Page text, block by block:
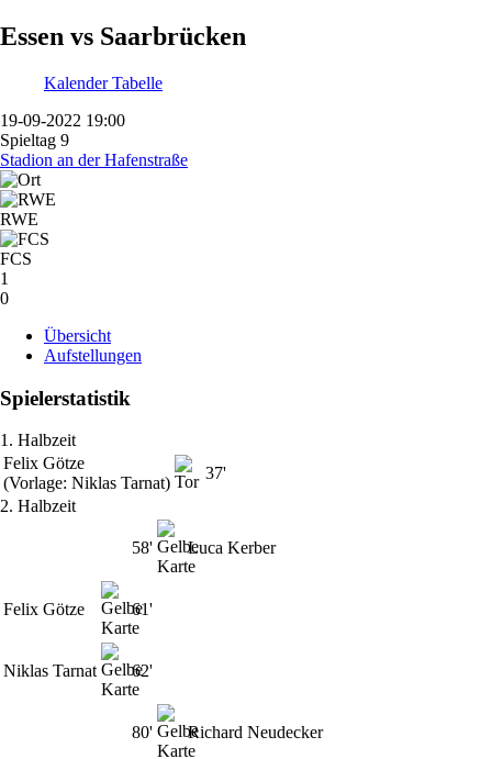
Essen vs Saarbrücken
KalenderTabelle
19-09-2022 19:00
Spieltag 9
Stadion an der Hafenstraße
RWE
FCS
1
0
Übersicht
Aufstellungen
Spielerstatistik
1. Halbzeit
Felix Götze
(Vorlage: Niklas Tarnat)
37'
2. Halbzeit
58' Luca Kerber
Felix Götze 61'
Niklas Tarnat 62'
80' Richard Neudecker